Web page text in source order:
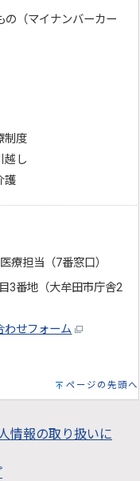
の（マイナンバーカー
制度
越し
護
担当（7番窓口）
3番地（大牟田市庁舎2
わせフォーム
ページの先頭へ
情報の取り扱いに